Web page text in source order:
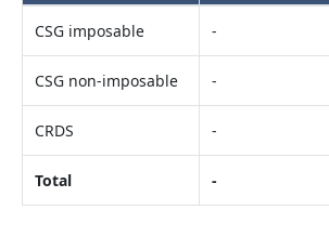
CSG imposable -
CSG non-imposable -
CRDS -
Total -